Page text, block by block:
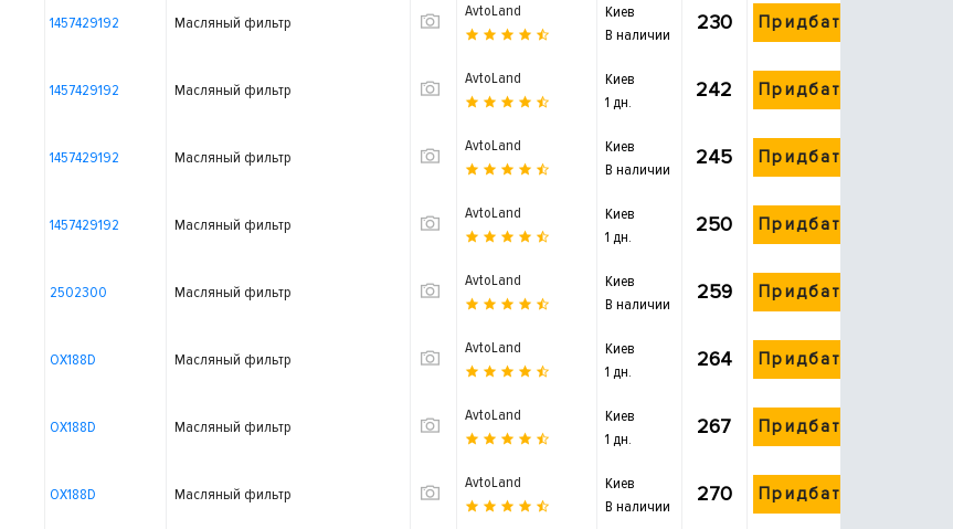
1457429192 Масляный фильтр
AvtoLand
Киев
В наличии
230 Придбати
1457429192 Масляный фильтр
AvtoLand
Киев
1 дн.
242 Придбати
1457429192 Масляный фильтр
AvtoLand
Киев
В наличии
245 Придбати
1457429192 Масляный фильтр
AvtoLand
Киев
1 дн.
250 Придбати
2502300 Масляный фильтр
AvtoLand
Киев
В наличии
259 Придбати
OX188D Масляный фильтр
AvtoLand
Киев
1 дн.
264 Придбати
OX188D Масляный фильтр
AvtoLand
Киев
1 дн.
267 Придбати
OX188D Масляный фильтр
AvtoLand
Киев
В наличии
270 Придбати